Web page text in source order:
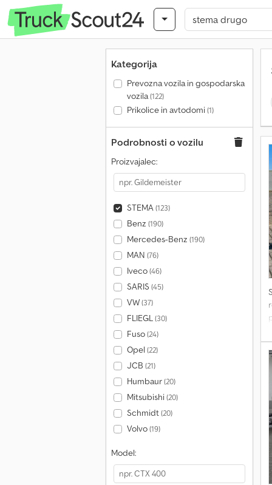
Kategorija
Prevozna vozila in gospodarska
vozila(122)
Prikolice in avtodomi(1)
Podrobnosti o vozilu
Proizvajalec:
STEMA(123)
Benz (190)
Mercedes-Benz (190)
MAN (76)
Iveco(46)
SARIS (45)
VW(37)
FLIEGL(30)
Fuso(24)
Opel (22)
JCB (21)
Humbaur(20)
Mitsubishi(20)
Schmidt(20)
Volvo(19)
Model: